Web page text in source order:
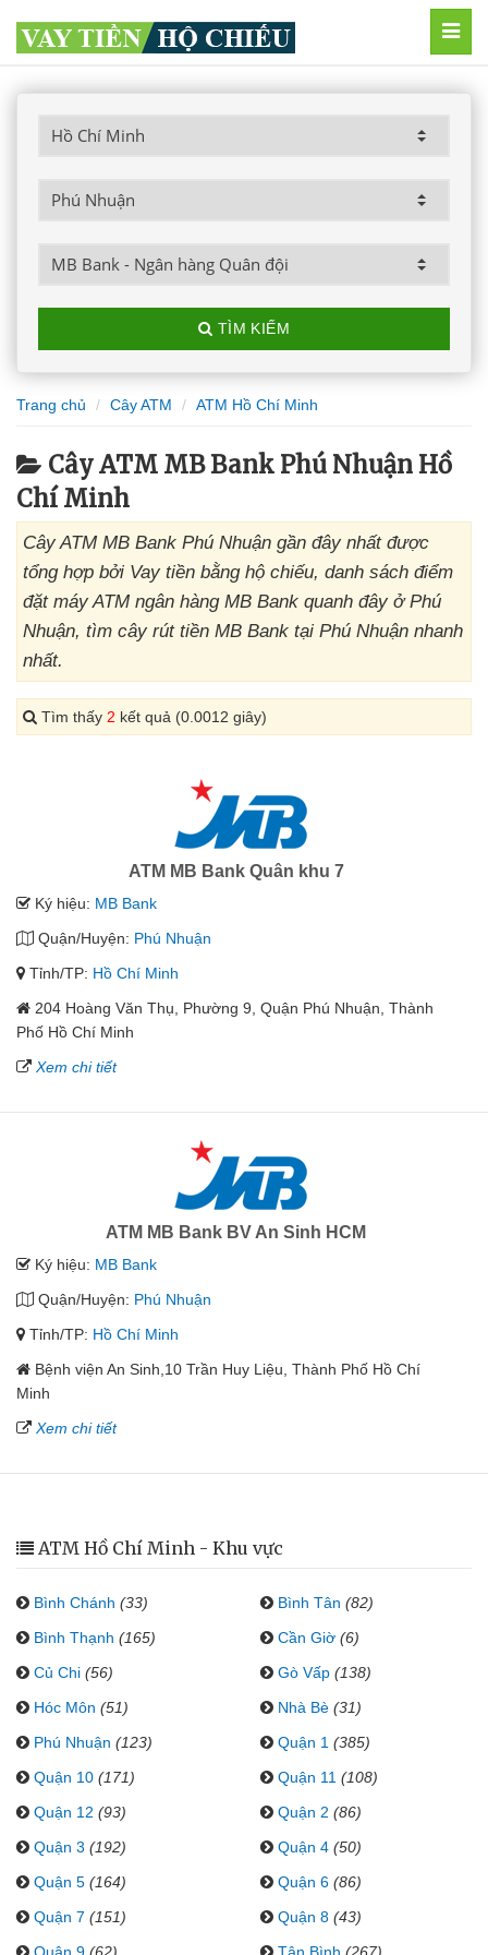
TÌM KIẾM
Trang chủ Cây ATM ATM Hồ Chí Minh
Cây ATM MB Bank Phú Nhuận Hồ
Chí Minh
Cây ATM MB Bank Phú Nhuận gần đây nhất được
tổng hợp bởi Vay tiền bằng hộ chiếu, danh sách điểm
đặt máy ATM ngân hàng MB Bank quanh đây ở Phú
Nhuận, tìm cây rút tiền MB Bank tại Phú Nhuận nhanh
nhất.
Tìm thấy 2 kết quả (0.0012 giây)
ATM MB Bank Quân khu 7
Ký hiệu: MB Bank
Quận/Huyện: Phú Nhuận
Tỉnh/TP: Hồ Chí Minh
204 Hoàng Văn Thụ, Phường 9, Quận Phú Nhuận, Thành
Phố Hồ Chí Minh
Xem chi tiết
ATM MB Bank BV An Sinh HCM
Ký hiệu: MB Bank
Quận/Huyện: Phú Nhuận
Tỉnh/TP: Hồ Chí Minh
Bệnh viện An Sinh,10 Trần Huy Liệu, Thành Phố Hồ Chí
Minh
Xem chi tiết
ATM Hồ Chí Minh - Khu vực
Bình Chánh (33) Bình Tân (82)
Bình Thạnh (165) Cần Giờ (6)
Củ Chi (56) Gò Vấp (138)
Hóc Môn (51) Nhà Bè (31)
Phú Nhuận (123) Quận 1 (385)
Quận 10 (171) Quận 11 (108)
Quận 12 (93) Quận 2 (86)
Quận 3 (192) Quận 4 (50)
Quận 5 (164) Quận 6 (86)
Quận 7 (151) Quận 8 (43)